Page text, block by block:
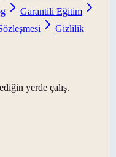
Garantili Eğitim
Gizlilik
yerde çalış.